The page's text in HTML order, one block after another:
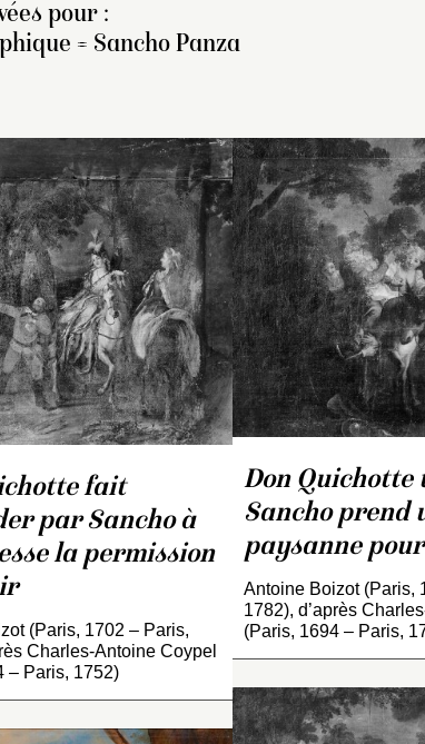
pour :
= Sancho Panza
fait
par Sancho à
la permission
(Paris, 1702 – Paris,
Charles-Antoine Coypel
– Paris, 1752)
Copie de
Charles-
pour la
Gobelins en
conservé au
national du
Compiègne
INV. 3570).
Don Quichotte
Sancho prend
paysanne
Antoine Boizot (Paris,
1782), d’après
(Paris, 1694 – Paris,
Copie d’après
peint par Charles-
Coypel entre 1720
pour la
Gobelins,
musée national
de Compiègne
INV. 3578).